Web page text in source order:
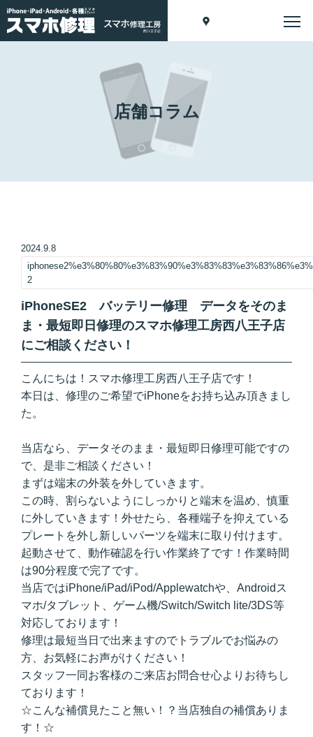
店舗コラム
2024.9.8
2
iPhoneSE2 バッテリー修理 データをそのま
ま・最短即日修理のスマホ修理工房西八王子店
にご相談ください！
こんにちは！スマホ修理工房西八王子店です！
本日は、修理のご希望でiPhoneをお持ち込み頂きまし
た。
当店なら、データそのまま・最短即日修理可能ですの
で、是非ご相談ください！
まずは端末の外装を外していきます。
この時、割らないようにしっかりと端末を温め、慎重
に外していきます！外せたら、各種端子を抑えている
プレートを外し新しいパーツを端末に取り付けます。
起動させて、動作確認を行い作業終了です！作業時間
は90分程度で完了です。
当店ではiPhone/iPad/iPod/Applewatchや、Androidス
マホ/タブレット、ゲーム機/Switch/Switch lite/3DS等
対応しております！
修理は最短当日で出来ますのでトラブルでお悩みの
方、お気軽にお声がけください！
スタッフ一同お客様のご来店お問合せ心よりお待ちし
ております！
☆こんな補償見たこと無い！？当店独自の補償ありま
す！☆